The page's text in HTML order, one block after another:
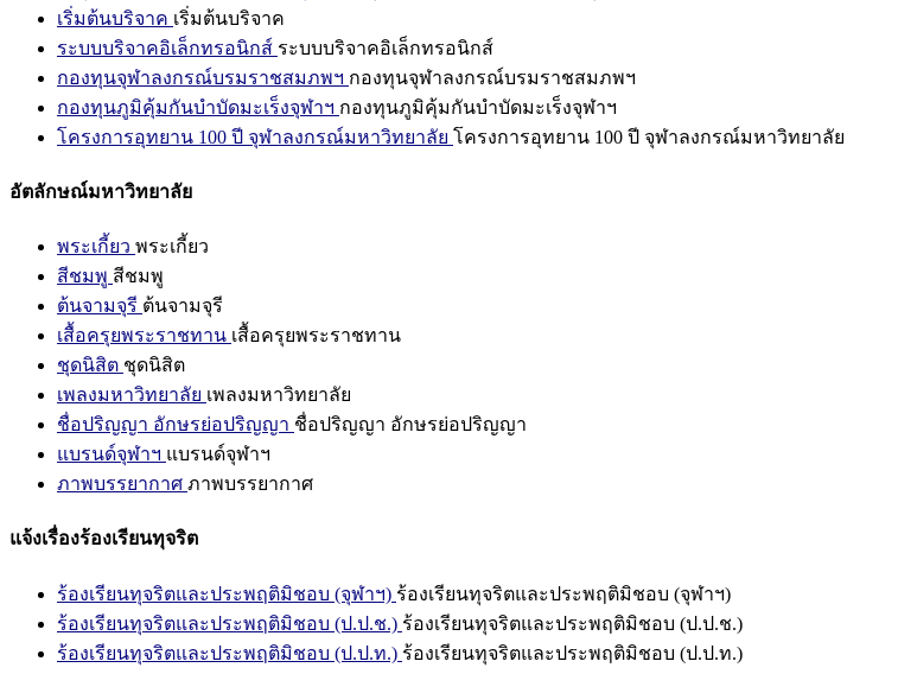
เริ่มต้นบริจาค เริ่มต้นบริจาค
ระบบบริจาคอิเล็กทรอนิกส์ ระบบบริจาคอิเล็กทรอนิกส์
กองทุนจุฬาลงกรณ์บรมราชสมภพฯ กองทุนจุฬาลงกรณ์บรมราชสมภพฯ
กองทุนภูมิคุ้มกันบำบัดมะเร็งจุฬาฯ กองทุนภูมิคุ้มกันบำบัดมะเร็งจุฬาฯ
โครงการอุทยาน 100 ปี จุฬาลงกรณ์มหาวิทยาลัย โครงการอุทยาน 100 ปี จุฬาลงกรณ์มหาวิทยาลัย
อัตลักษณ์มหาวิทยาลัย
พระเกี้ยว พระเกี้ยว
สีชมพู สีชมพู
ต้นจามจุรี ต้นจามจุรี
เสื้อครุยพระราชทาน เสื้อครุยพระราชทาน
ชุดนิสิต ชุดนิสิต
เพลงมหาวิทยาลัย เพลงมหาวิทยาลัย
ชื่อปริญญา อักษรย่อปริญญา ชื่อปริญญา อักษรย่อปริญญา
แบรนด์จุฬาฯ แบรนด์จุฬาฯ
ภาพบรรยากาศ ภาพบรรยากาศ
แจ้งเรื่องร้องเรียนทุจริต
ร้องเรียนทุจริตและประพฤติมิชอบ (จุฬาฯ) ร้องเรียนทุจริตและประพฤติมิชอบ (จุฬาฯ)
ร้องเรียนทุจริตและประพฤติมิชอบ (ป.ป.ช.) ร้องเรียนทุจริตและประพฤติมิชอบ (ป.ป.ช.)
ร้องเรียนทุจริตและประพฤติมิชอบ (ป.ป.ท.) ร้องเรียนทุจริตและประพฤติมิชอบ (ป.ป.ท.)